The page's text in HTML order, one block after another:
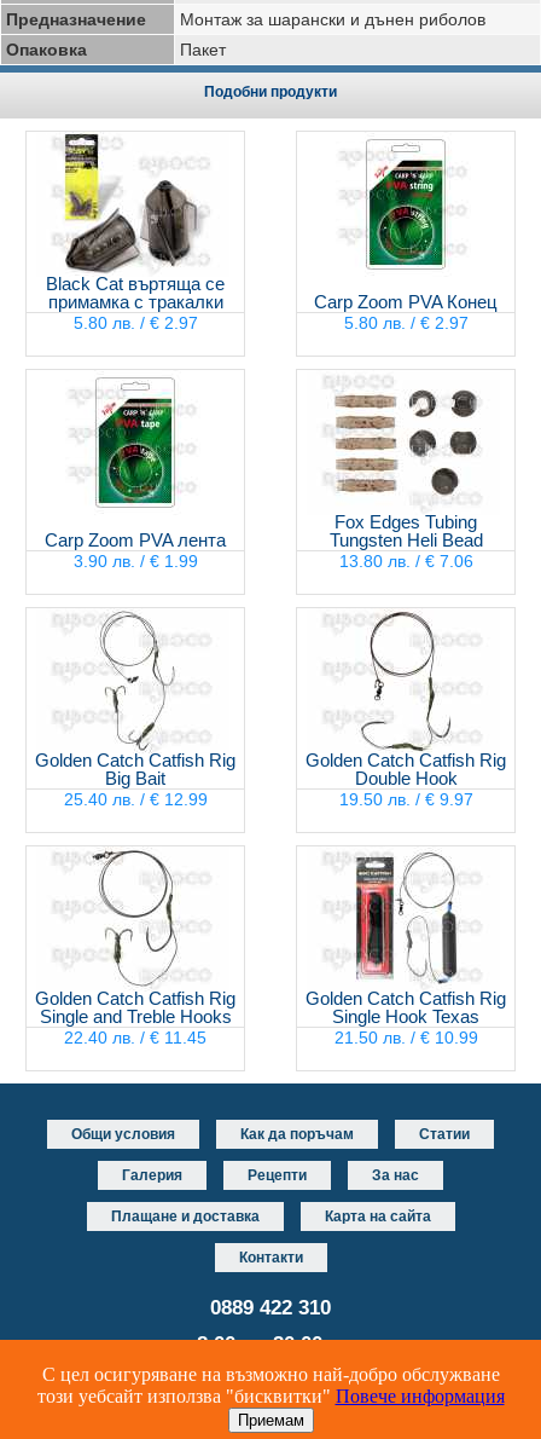
Предназначение
Монтаж за шарански и дънен риболов
Опаковка
Пакет
Подобни продукти
Black Cat въртяща се
примамка с тракалки
5.80 лв. / € 2.97
Carp Zoom PVA Конец
5.80 лв. / € 2.97
Carp Zoom PVA лента
3.90 лв. / € 1.99
Fox Edges Tubing
Tungsten Heli Bead
13.80 лв. / € 7.06
Golden Catch Catfish Rig
Big Bait
25.40 лв. / € 12.99
Golden Catch Catfish Rig
Double Hook
19.50 лв. / € 9.97
Golden Catch Catfish Rig
Single and Treble Hooks
22.40 лв. / € 11.45
Golden Catch Catfish Rig
Single Hook Texas
21.50 лв. / € 10.99
Общи условия Как да поръчам Статии
Галерия Рецепти За нас
Плащане и доставка Карта на сайта
Контакти
0889 422 310
от 8.00 до 20.00 часа
Уеб дизайн и разработкаDUALM studio
Онлайн риболовен магазин за риболовни принадлежности и аксесоари
© Riboco 2024 Всички права запазени.
С цел осигуряване на възможно най-добро обслужване
този уебсайт използва "бисквитки" Повече информация
Приемам